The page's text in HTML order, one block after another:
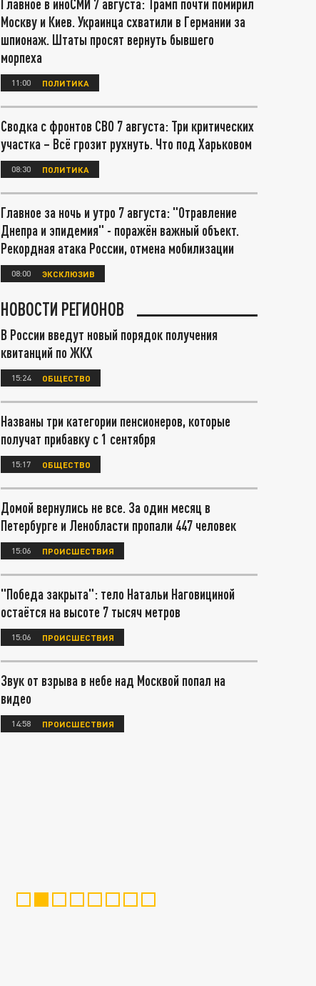
Главное в иноСМИ 7 августа: Трамп почти помирил
Москву и Киев. Украинца схватили в Германии за
шпионаж. Штаты просят вернуть бывшего
морпеха
11:00 ПОЛИТИКА
Сводка с фронтов СВО 7 августа: Три критических
участка – Всё грозит рухнуть. Что под Харьковом
08:30 ПОЛИТИКА
Главное за ночь и утро 7 августа: "Отравление
Днепра и эпидемия" - поражён важный объект.
Рекордная атака России, отмена мобилизации
08:00 ЭКСКЛЮЗИВ
НОВОСТИ РЕГИОНОВ
В России введут новый порядок получения
квитанций по ЖКХ
15:24 ОБЩЕСТВО
Названы три категории пенсионеров, которые
получат прибавку с 1 сентября
15:17 ОБЩЕСТВО
Домой вернулись не все. За один месяц в
Петербурге и Ленобласти пропали 447 человек
15:06 ПРОИСШЕСТВИЯ
"Победа закрыта": тело Натальи Наговициной
остаётся на высоте 7 тысяч метров
15:06 ПРОИСШЕСТВИЯ
Звук от взрыва в небе над Москвой попал на
видео
14:58 ПРОИСШЕСТВИЯ